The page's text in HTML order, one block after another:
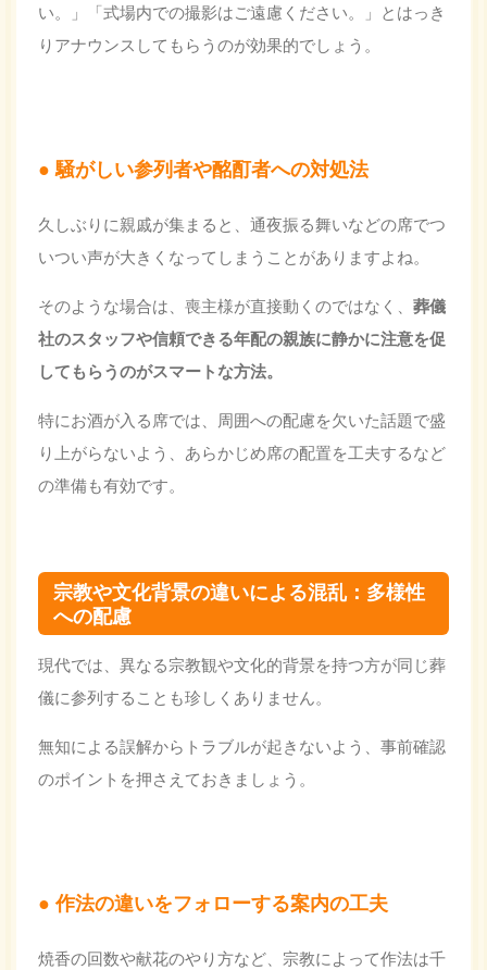
い。」「式場内での撮影はご遠慮ください。」とはっき
りアナウンスしてもらうのが効果的でしょう。
騒がしい参列者や酩酊者への対処法
久しぶりに親戚が集まると、通夜振る舞いなどの席でつ
いつい声が大きくなってしまうことがありますよね。
そのような場合は、喪主様が直接動くのではなく、 葬儀
社のスタッフや信頼できる年配の親族に静かに注意を促
してもらうのがスマートな方法。
特にお酒が入る席では、周囲への配慮を欠いた話題で盛
り上がらないよう、あらかじめ席の配置を工夫するなど
の準備も有効です。
宗教や文化背景の違いによる混乱：多様性
への配慮
現代では、異なる宗教観や文化的背景を持つ方が同じ葬
儀に参列することも珍しくありません。
無知による誤解からトラブルが起きないよう、事前確認
のポイントを押さえておきましょう。
作法の違いをフォローする案内の工夫
焼香の回数や献花のやり方など、宗教によって作法は千